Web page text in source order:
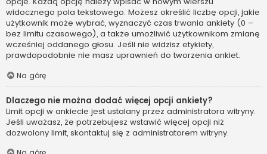
widocznego pola tekstowego. Możesz określić liczbę opcji, jakie
użytkownik może wybrać, wyznaczyć czas trwania ankiety (0 –
bez limitu czasowego), a także umożliwić użytkownikom zmianę
wcześniej oddanego głosu. Jeśli nie widzisz etykiety,
prawdopodobnie nie masz uprawnień do tworzenia ankiet.
Na górę
Dlaczego nie można dodać więcej opcji ankiety?
Limit opcji w ankiecie jest ustalany przez administratora witryny.
Jeśli uważasz, że potrzebujesz wstawić więcej opcji niż
dozwolony limit, skontaktuj się z administratorem witryny.